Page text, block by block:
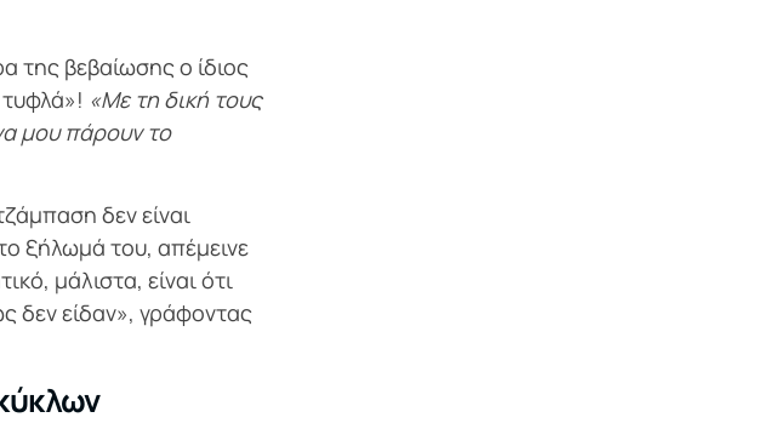
της βεβαίωσης ο ίδιος
«Με τη δική τους
μου πάρουν το
δεν είναι
ξήλωμά του, απέμεινε
μάλιστα, είναι ότι
δεν είδαν», γράφοντας